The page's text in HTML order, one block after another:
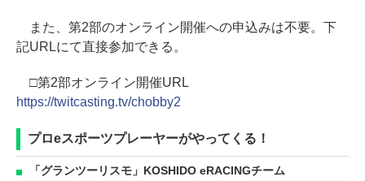
また、第2部のオンライン開催への申込みは不要。下
記URLにて直接参加できる。
□第2部オンライン開催URL
https://twitcasting.tv/chobby2
プロeスポーツプレーヤーがやってくる！
「グランツーリスモ」KOSHIDO eRACINGチーム